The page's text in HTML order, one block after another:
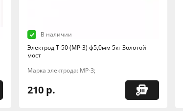
В наличии
Электрод Т-50 (МР-3) ф5,0мм 5кг Золотой
мост
Марка электрода: МР-3;
210 р.